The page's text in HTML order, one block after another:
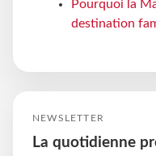
Pourquoi la
destination
NEWSLETTER
La quotidienne